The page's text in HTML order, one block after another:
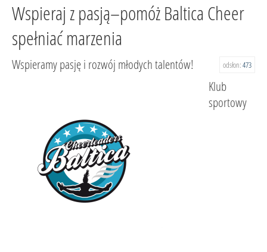
Wspieraj z pasją–pomóż Baltica Cheer
spełniać marzenia
odsłon:473
Wspieramy pasję i rozwój młodych talentów!
Klub
sportowy